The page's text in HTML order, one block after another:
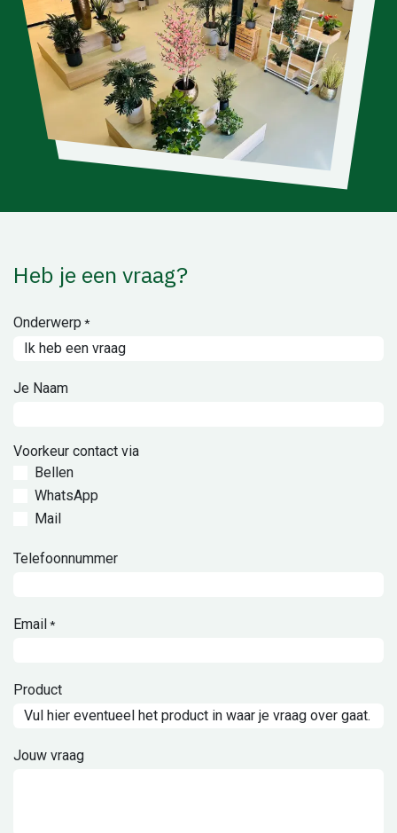
Heb je een vraag?
Onderwerp *
Je Naam
Voorkeur contact via
Bellen
WhatsApp
Mail
Telefoonnummer
Email *
Product
Jouw vraag